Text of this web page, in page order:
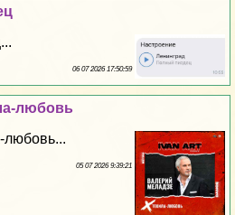
06 07 2026 17:50:59
любовь
любовь...
05 07 2026 9:39:21